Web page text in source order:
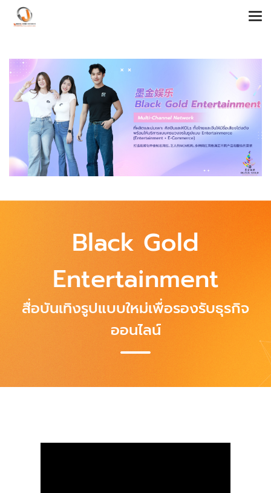
Black Gold
Entertainment
สื่อบันเทิงรูปแบบใหม่เพื่อรองรับธุรกิจ
ออนไลน์